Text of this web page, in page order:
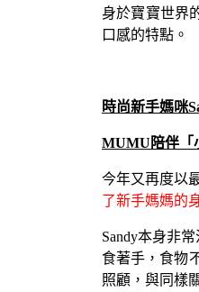
身於寶寶世界
口感的特點。
時尚新手媽咪
MUMU陪伴「
今年又再度以
了新手媽媽的
Sandy本身非
食著手，食物
照顧，與同樣